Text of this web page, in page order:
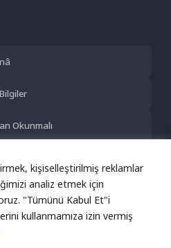
kişiselleştirilmiş reklamlar
analiz etmek için
"Tümünü Kabul Et"i
kullanmamıza izin vermiş
Okunmalı
Twitter
geliştirmek için çerezleri
bu çerezleri kabul etmiş
Reklamı Gizle